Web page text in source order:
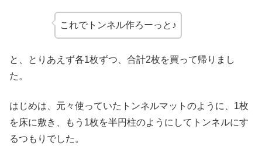
これでトンネル作ろーっと♪
と、とりあえず各1枚ずつ、合計2枚を買って帰りまし
た。
はじめは、元々使っていたトンネルマットのように、1枚
を床に敷き、もう1枚を半円柱のようにしてトンネルにす
るつもりでした。